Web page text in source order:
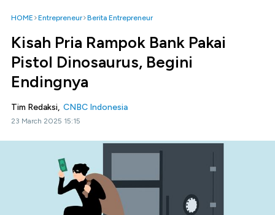
HOME Entrepreneur Berita Entrepreneur
Kisah Pria Rampok Bank Pakai
Pistol Dinosaurus, Begini
Endingnya
Tim Redaksi, CNBC Indonesia
23 March 2025 15:15